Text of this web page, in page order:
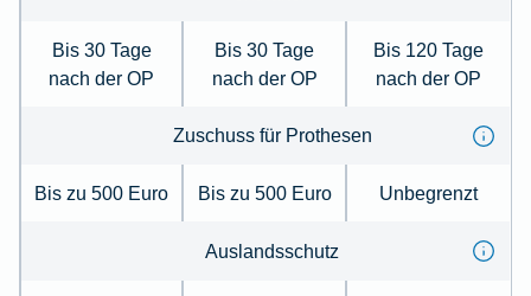
Bis 30 Tage
nach der OP
Bis 30 Tage
nach der OP
Bis 120 Tage
nach der OP
Zuschuss für Prothesen
Bis zu 500 Euro Bis zu 500 Euro Unbegrenzt
Auslandsschutz